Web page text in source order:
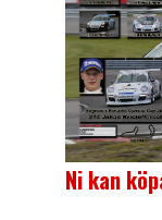
Ni kan